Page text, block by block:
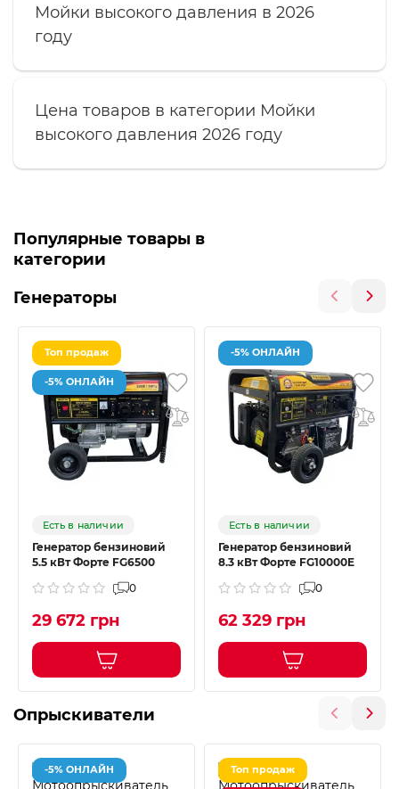
Мойки высокого давления в 2026
году
Цена товаров в категории Мойки
высокого давления 2026 году
Популярные товары в
категории
Генераторы
Топ продаж
-5% ОНЛАЙН
Есть в наличии
Генератор бензиновий
5.5 кВт Форте FG6500
0
29 672 грн
-5% ОНЛАЙН
Есть в наличии
Генератор бензиновий
8.3 кВт Форте FG10000E
0
62 329 грн
Опрыскиватели
-5% ОНЛАЙН Топ продаж